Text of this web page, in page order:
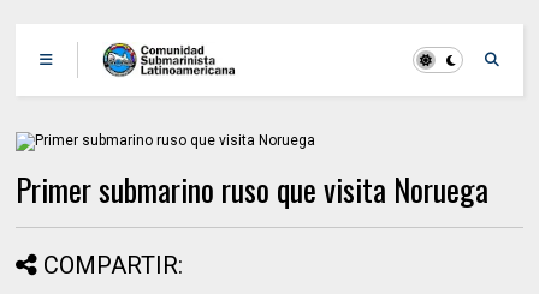
Primer submarino ruso que visita Noruega
COMPARTIR: